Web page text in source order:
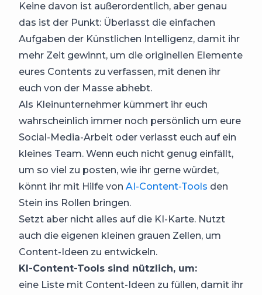
Keine davon ist außerordentlich, aber genau
das ist der Punkt: Überlasst die einfachen
Aufgaben der Künstlichen Intelligenz, damit ihr
mehr Zeit gewinnt, um die originellen Elemente
eures Contents zu verfassen, mit denen ihr
euch von der Masse abhebt.
Als Kleinunternehmer kümmert ihr euch
wahrscheinlich immer noch persönlich um eure
Social-Media-Arbeit oder verlasst euch auf ein
kleines Team. Wenn euch nicht genug einfällt,
um so viel zu posten, wie ihr gerne würdet,
könnt ihr mit Hilfe von AI-Content-Tools den
Stein ins Rollen bringen.
Setzt aber nicht alles auf die KI-Karte. Nutzt
auch die eigenen kleinen grauen Zellen, um
Content-Ideen zu entwickeln.
KI-Content-Tools sind nützlich, um:
eine Liste mit Content-Ideen zu füllen, damit ihr